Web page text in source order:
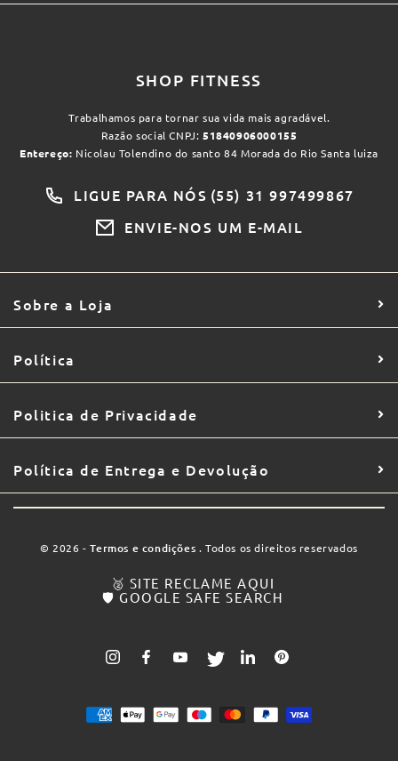
SHOP FITNESS
Trabalhamos para tornar sua vida mais agradável.
Razão social CNPJ: 51840906000155
Entereço: Nicolau Tolendino do santo 84 Morada do Rio Santa luiza
LIGUE PARA NÓS (55) 31 997499867
ENVIE-NOS UM E-MAIL
Sobre a Loja
Política
Politica de Privacidade
Política de Entrega e Devolução
© 2026 -Termos e condições . Todos os direitos reservados
🥈 SITE RECLAME AQUI
🛡️ GOOGLE SAFE SEARCH